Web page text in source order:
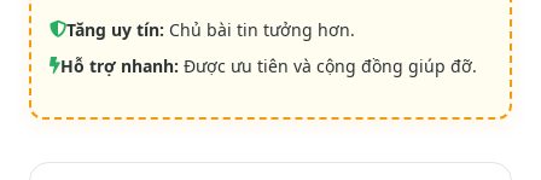
Tăng uy tín: Chủ bài tin tưởng hơn.
Hỗ trợ nhanh: Được ưu tiên và cộng đồng giúp đỡ.